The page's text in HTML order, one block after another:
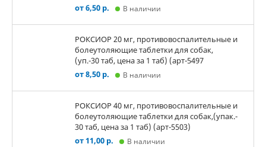
от 6,50 р.
В наличии
РОКСИОР 20 мг, противовоспалительные и
болеутоляющие таблетки для собак,
(уп.-30 таб, цена за 1 таб) (арт-5497
от 8,50 р.
В наличии
РОКСИОР 40 мг, противовоспалительные и
болеутоляющие таблетки для собак,(упак.-
30 таб, цена за 1 таб) (арт-5503)
от 11,00 р.
В наличии